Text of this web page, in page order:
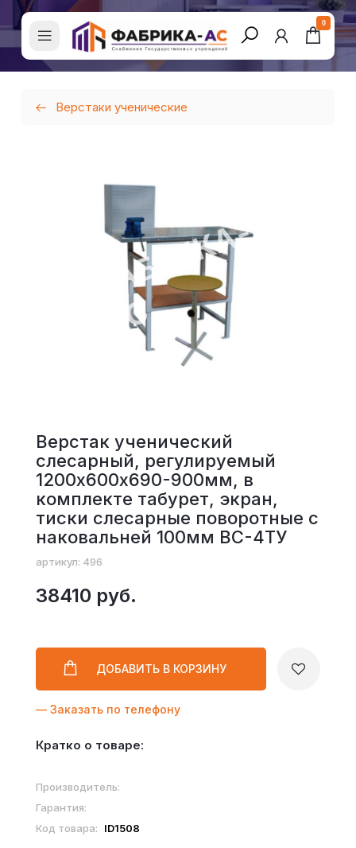
0
Верстаки ученические
Верстак ученический
слесарный, регулируемый
1200х600х690-900мм, в
комплекте табурет, экран,
тиски слесарные поворотные с
наковальней 100мм ВС-4ТУ
артикул: 496
38410 руб.
ДОБАВИТЬ В КОРЗИНУ
— Заказать по телефону
Кратко о товаре:
Производитель:
Гарантия:
Код товара:
ID1508